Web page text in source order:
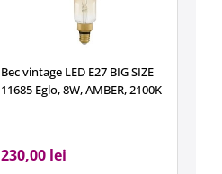
Bec vintage LED E27 BIG SIZE
11685 Eglo, 8W, AMBER, 2100K
230,00 lei